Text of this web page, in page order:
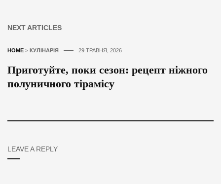
NEXT ARTICLES
HOME > КУЛІНАРІЯ 29 ТРАВНЯ, 2026
Приготуйте, поки сезон: рецепт ніжного
полуничного тірамісу
LEAVE A REPLY